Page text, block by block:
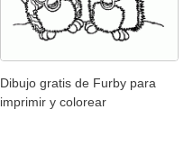
Dibujo gratis de Furby para
imprimir y colorear